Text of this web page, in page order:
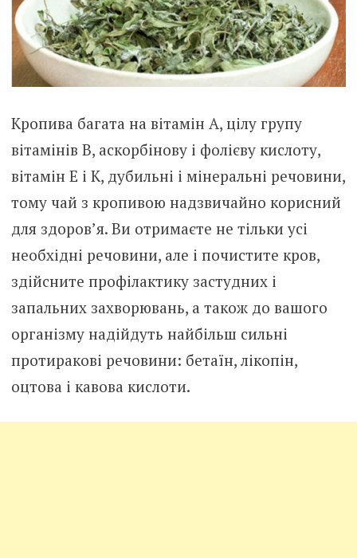
Кропива багата на вітамін А, цілу групу
вітамінів В, аскорбінову і фолієву кислоту,
вітамін Е і К, дубильні і мінеральні речовини,
тому чай з кропивою надзвичайно корисний
для здоров’я. Ви отримаєте не тільки усі
необхідні речовини, але і почистите кров,
здійсните профілактику застудних і
запальних захворювань, а також до вашого
організму надійдуть найбільш сильні
протиракові речовини: бетаїн, лікопін,
оцтова і кавова кислоти.